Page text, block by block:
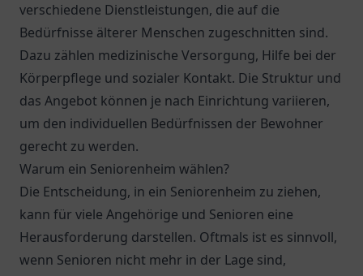
verschiedene Dienstleistungen, die auf die
Bedürfnisse älterer Menschen zugeschnitten sind.
Dazu zählen medizinische Versorgung, Hilfe bei der
Körperpflege und sozialer Kontakt. Die Struktur und
das Angebot können je nach Einrichtung variieren,
um den individuellen Bedürfnissen der Bewohner
gerecht zu werden.
Warum ein Seniorenheim wählen?
Die Entscheidung, in ein Seniorenheim zu ziehen,
kann für viele Angehörige und Senioren eine
Herausforderung darstellen. Oftmals ist es sinnvoll,
wenn Senioren nicht mehr in der Lage sind,